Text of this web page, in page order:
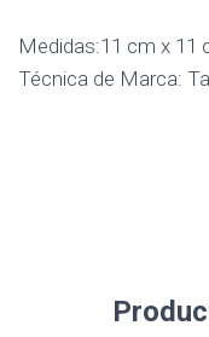
Medidas:11 cm x 11
Técnica de Marca: